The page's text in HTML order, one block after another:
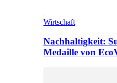
Wirtschaft
Nachhaltigkeit:
Medaille von